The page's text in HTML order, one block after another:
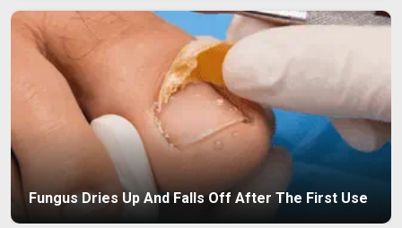
Fungus Dries Up And Falls Off After The First Use